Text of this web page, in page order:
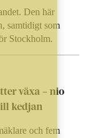
Den här
samtidigt som
Stockholm.
växa – nio
kedjan
och fem